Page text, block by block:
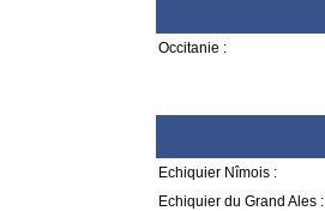
Occitanie :
Echiquier Nîmois :
Echiquier du Grand Ales :